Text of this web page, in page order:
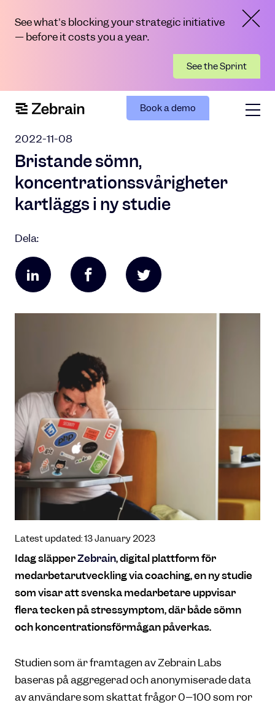
See what's blocking your strategic initiative
— before it costs you a year.
See the Sprint
Book a demo
2022-11-08
Bristande sömn,
koncentrationssvårigheter
kartläggs i ny studie
Dela:
Latest updated: 13 January 2023
Idag släpperZebrain, digital plattform för
medarbetarutveckling via coaching, en ny studie
som visar att svenska medarbetare uppvisar
flera tecken på stressymptom, där både sömn
och koncentrationsförmågan påverkas.
Studien som är framtagen av Zebrain Labs
baseras på aggregerad och anonymiserade data
av användare som skattat frågor 0–100 som rör